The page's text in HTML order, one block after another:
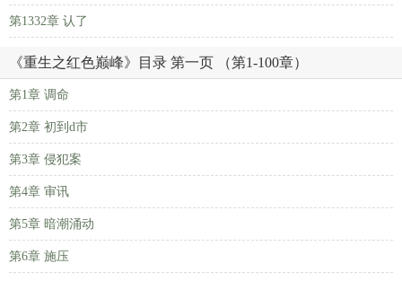
第1332章 认了
《重生之红色巅峰》目录 第一页 （第1-100章）
第1章 调命
第2章 初到d市
第3章 侵犯案
第4章 审讯
第5章 暗潮涌动
第6章 施压